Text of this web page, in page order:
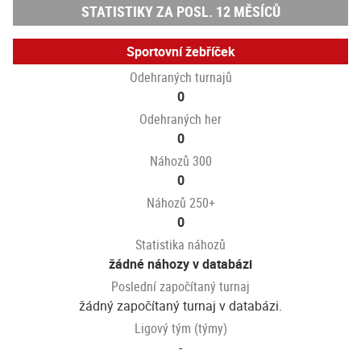
STATISTIKY ZA POSL. 12 MĚSÍCŮ
Sportovní žebříček
Odehraných turnajů
0
Odehraných her
0
Náhozů 300
0
Náhozů 250+
0
Statistika náhozů
žádné náhozy v databázi
Poslední započítaný turnaj
žádný započítaný turnaj v databázi.
Ligový tým (týmy)
-